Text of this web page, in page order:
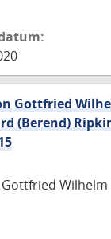
Gottfried
(Berend)
Gottfried Wilhelm